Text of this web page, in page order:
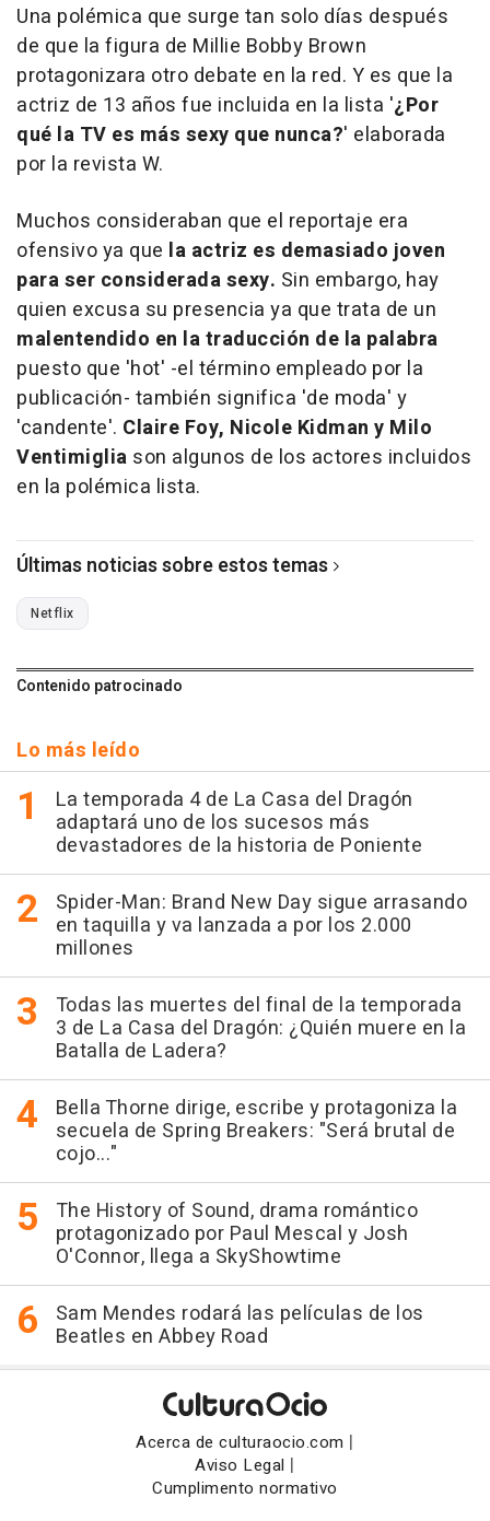
Una polémica que surge tan solo días después
de que la figura de Millie Bobby Brown
protagonizara otro debate en la red. Y es que la
actriz de 13 años fue incluida en la lista '¿Por
qué la TV es más sexy que nunca?' elaborada
por la revista W.
Muchos consideraban que el reportaje era
ofensivo ya que la actriz es demasiado joven
para ser considerada sexy. Sin embargo, hay
quien excusa su presencia ya que trata de un
malentendido en la traducción de la palabra
puesto que 'hot' -el término empleado por la
publicación- también significa 'de moda' y
'candente'. Claire Foy, Nicole Kidman y Milo
Ventimiglia son algunos de los actores incluidos
en la polémica lista.
Últimas noticias sobre estos temas
Netflix
Contenido patrocinado
Lo más leído
La temporada 4 de La Casa del Dragón
adaptará uno de los sucesos más
devastadores de la historia de Poniente
Spider-Man: Brand New Day sigue arrasando
en taquilla y va lanzada a por los 2.000
millones
Todas las muertes del final de la temporada
3 de La Casa del Dragón: ¿Quién muere en la
Batalla de Ladera?
Bella Thorne dirige, escribe y protagoniza la
secuela de Spring Breakers: "Será brutal de
cojo..."
The History of Sound, drama romántico
protagonizado por Paul Mescal y Josh
O'Connor, llega a SkyShowtime
Sam Mendes rodará las películas de los
Beatles en Abbey Road
Acerca de culturaocio.com |
Aviso Legal |
Cumplimento normativo